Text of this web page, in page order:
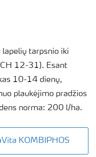
lapelių tarpsnio iki
12-31). Esant
10-14 dienų,
plaukėjimo pradžios
norma: 200 l/ha.
KOMBIPHOS